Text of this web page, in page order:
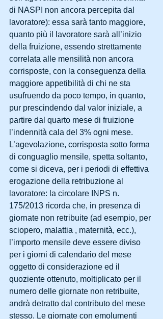
di NASPI non ancora percepita dal
lavoratore): essa sarà tanto maggiore,
quanto più il lavoratore sarà all’inizio
della fruizione, essendo strettamente
correlata alle mensilità non ancora
corrisposte, con la conseguenza della
maggiore appetibilità di chi ne sta
usufruendo da poco tempo, in quanto,
pur prescindendo dal valor iniziale, a
partire dal quarto mese di fruizione
l’indennità cala del 3% ogni mese.
L’agevolazione, corrisposta sotto forma
di conguaglio mensile, spetta soltanto,
come si diceva, per i periodi di effettiva
erogazione della retribuzione al
lavoratore: la circolare INPS n.
175/2013 ricorda che, in presenza di
giornate non retribuite (ad esempio, per
sciopero, malattia , maternità, ecc.),
l’importo mensile deve essere diviso
per i giorni di calendario del mese
oggetto di considerazione ed il
quoziente ottenuto, moltiplicato per il
numero delle giornate non retribuite,
andrà detratto dal contributo del mese
stesso. Le giornate con emolumenti